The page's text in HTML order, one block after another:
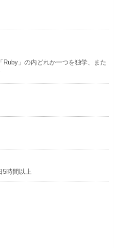
Ruby」の内どれか一つを独学、また
5時間以上